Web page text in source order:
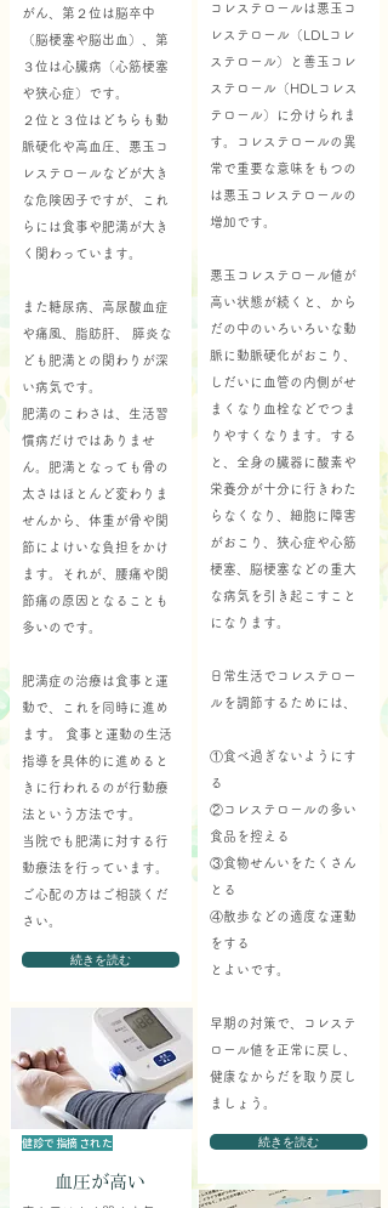
がん、第２位は脳卒中
（脳梗塞や脳出血）、第
３位は心臓病（心筋梗塞
や狭心症）です。
２位と３位はどちらも動
脈硬化や高血圧、悪玉コ
レステロールなどが大き
な危険因子ですが、これ
らには食事や肥満が大き
く関わっています。
また糖尿病、高尿酸血症
や痛風、脂肪肝、 膵炎な
ども肥満との関わりが深
い病気です。
肥満のこわさは、生活習
慣病だけではありませ
ん。肥満となっても骨の
太さはほとんど変わりま
せんから、体重が骨や関
節によけいな負担をかけ
ます。それが、腰痛や関
節痛の原因となることも
多いのです。
肥満症の治療は食事と運
動で、これを同時に進め
ます。 食事と運動の生活
指導を具体的に進めると
きに行われるのが行動療
法という方法です。
当院でも肥満に対する行
動療法を行っています。
ご心配の方はご相談くだ
さい。
続きを読む
健診で指摘された
血圧が高い
コレステロールは悪玉コ
レステロール（LDLコレ
ステロール）と善玉コレ
ステロール（HDLコレス
テロール）に分けられま
す。コレステロールの異
常で重要な意味をもつの
は悪玉コレステロールの
増加です。
悪玉コレステロール値が
高い状態が続くと、から
だの中のいろいろいな動
脈に動脈硬化がおこり、
しだいに血管の内側がせ
まくなり血栓などでつま
りやすくなります。する
と、全身の臓器に酸素や
栄養分が十分に行きわた
らなくなり、細胞に障害
がおこり、狭心症や心筋
梗塞、脳梗塞などの重大
な病気を引き起こすこと
になります。
日常生活でコレステロー
ルを調節するためには、
①食べ過ぎないようにす
る
②コレステロールの多い
食品を控える
③食物せんいをたくさん
とる
④散歩などの適度な運動
をする
とよいです。
早期の対策で、コレステ
ロール値を正常に戻し、
健康なからだを取り戻し
ましょう。
続きを読む